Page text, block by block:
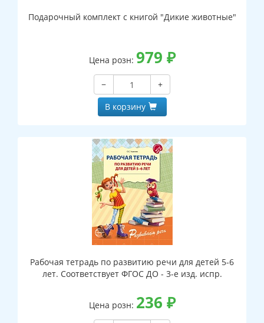
Подарочный комплект с книгой "Дикие животные"
Цена розн: 979 ₽
−
+
В корзину
Рабочая тетрадь по развитию речи для детей 5-6
лет. Соответствует ФГОС ДО - 3-е изд. испр.
Цена розн: 236 ₽